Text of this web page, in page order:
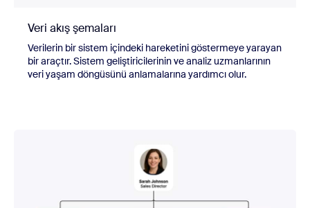
Veri akış şemaları
Verilerin bir sistem içindeki hareketini göstermeye yarayan
bir araçtır. Sistem geliştiricilerinin ve analiz uzmanlarının
veri yaşam döngüsünü anlamalarına yardımcı olur.